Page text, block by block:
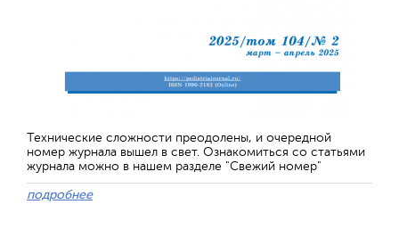
Технические сложности преодолены, и очередной
номер журнала вышел в свет. Ознакомиться со статьями
журнала можно в нашем разделе "Свежий номер"
подробнее